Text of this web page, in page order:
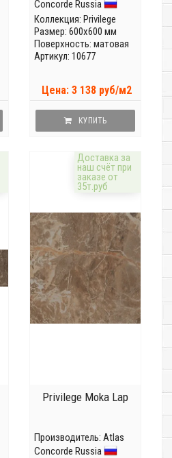
Concorde Russia
Коллекция: Privilege
Размер: 600x600 мм
Поверхность: матовая
Артикул: 10677
Цена: 3 138 руб/м2
КУПИТЬ
Доставка за
наш счёт при
заказе от
35т.руб
Privilege Moka Lap
Производитель: Atlas
Concorde Russia